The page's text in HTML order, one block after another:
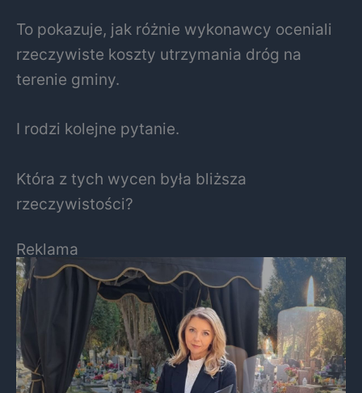
To pokazuje, jak różnie wykonawcy oceniali
rzeczywiste koszty utrzymania dróg na
terenie gminy.
I rodzi kolejne pytanie.
Która z tych wycen była bliższa
rzeczywistości?
Reklama